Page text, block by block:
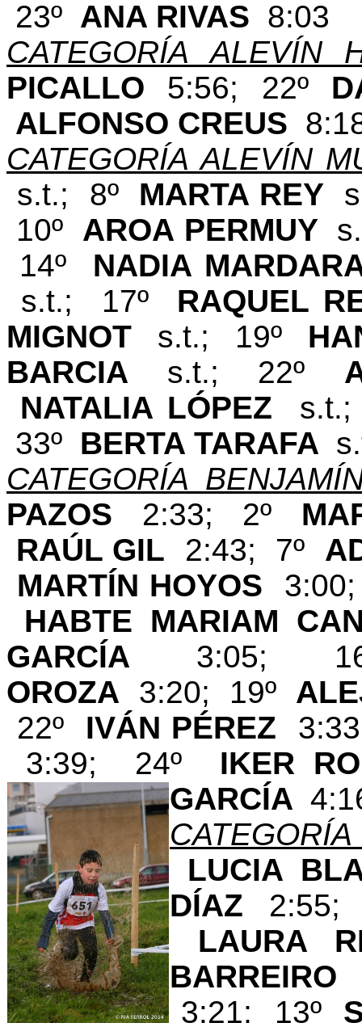
23º ANA RIVAS 8:03
CATEGORÍA ALEVÍN
PICALLO 5:56; 22º
ALFONSO CREUS
CATEGORÍA ALEVÍN
s.t.; 8º MARTA REY
10º AROA PERMUY
14º NADIA
s.t.; 17º RAQUEL
MIGNOT s.t.; 19º
BARCIA s.t.; 22º
NATALIA LÓPEZ
33º BERTA TARAFA
CATEGORÍA
PAZOS 2:33; 2º
RAÚL GIL 2:43; 7º
MARTÍN HOYOS
HABTE MARIAM
GARCÍA 3:05;
OROZA 3:20; 19º
22º IVÁN PÉREZ
3:39; 24º IKER
GARCÍA
LUCIA
DÍAZ
LAURA
3:21; 13º